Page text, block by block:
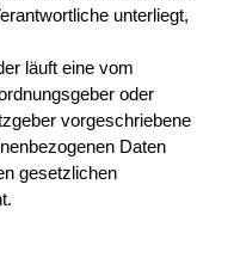
unterliegt,
läuft eine vom
oder
vorgeschriebene
Daten
gesetzlichen